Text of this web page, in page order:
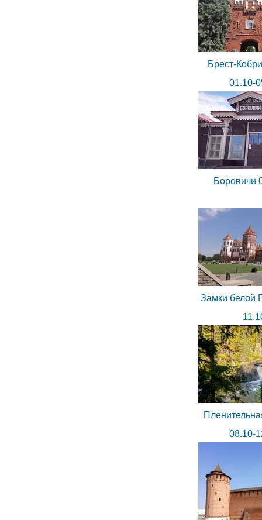
Брест-
01.10-
Боровичи
Замки белой
08.10-